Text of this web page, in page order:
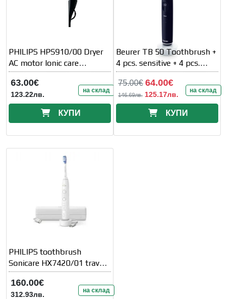
PHILIPS HPS910/00 Dryer
AC motor Ionic care
ThermoProtect
63.00€
123.22лв. на склад
КУПИ
Beurer TB 50 Toothbrush +
4 pcs. sensitive + 4 pcs.
Clean
75.00€ 64.00€
146.69лв. 125.17лв. на склад
КУПИ
PHILIPS toothbrush
Sonicare HX7420/01 travel
charging case white
160.00€
312.93лв. на склад